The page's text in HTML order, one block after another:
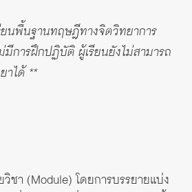
ยนพื้นฐานทฤษฎีทางจิตวิทยาการ
การฝึกปฏิบัติ ผู้เรียนยังไม่สามารถ
าได้ **
ชา (Module) โดยการบรรยายแบ่ง